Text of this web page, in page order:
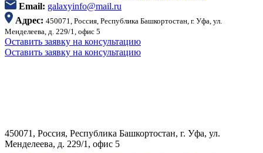
Email: galaxyinfo@mail.ru
Адрес: 450071, Россия, Республика Башкортостан, г. Уфа, ул.
Менделеева, д. 229/1, офис 5
Оставить заявку на консультацию
Оставить заявку на консультацию
450071, Россия, Республика Башкортостан, г. Уфа, ул.
Менделеева, д. 229/1, офис 5